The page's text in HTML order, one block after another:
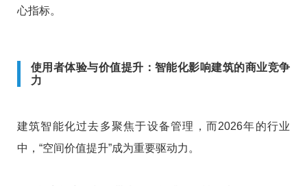
心指标。
使用者体验与价值提升：智能化影响建筑的商业竞争
力
建筑智能化过去多聚焦于设备管理，而2026年的行业
中，“空间价值提升”成为重要驱动力。